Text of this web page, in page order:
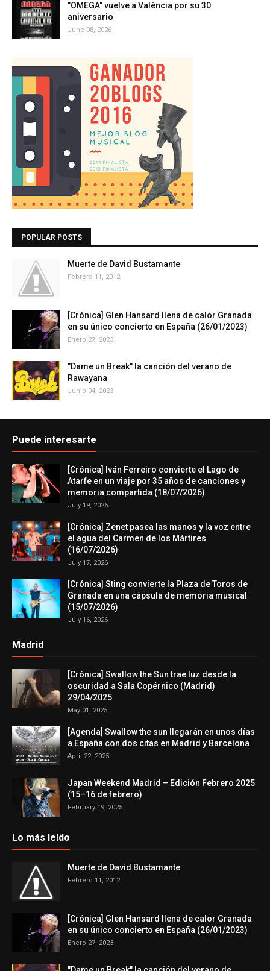
"OMEGA" vuelve a València por su 30
aniversario
June 08, 2026
POPULAR POSTS
Muerte de David Bustamante
Febrero 11, 2012
[Crónica] Glen Hansard llena de calor Granada
en su único concierto en España (26/01/2023)
Enero 27, 2023
"Dame un Break" la canción del verano de
Rawayana
Junio 04, 2023
Puede interesarte
[Crónica] Iván Ferreiro convierte el Lago de
Atarfe en un viaje por 35 años de canciones y
memoria compartida (18/07/2026)
July 19, 2026
[Crónica] Zenet pasea las manos y la voz entre
el agua del Carmen de los Mártires
(16/07/2026)
July 17, 2026
[Crónica] Sting convierte la Plaza de Toros de
Granada en una cápsula de memoria musical
(15/07/2026)
July 16, 2026
Madrid
[Crónica] Swallow the Sun trae luz desde la
oscuridad a Sala Copérnico (Madrid)
29/04/2025
May 01, 2025
[Agenda] Swallow the sun llegarán en unos días
a España con dos citas en Madrid y Barcelona.
April 22, 2025
Japan Weekend Madrid – Edición Febrero 2025
(15–16 de febrero)
February 19, 2025
Lo más leído
Muerte de David Bustamante
Febrero 11, 2012
[Crónica] Glen Hansard llena de calor Granada
en su único concierto en España (26/01/2023)
Enero 27, 2023